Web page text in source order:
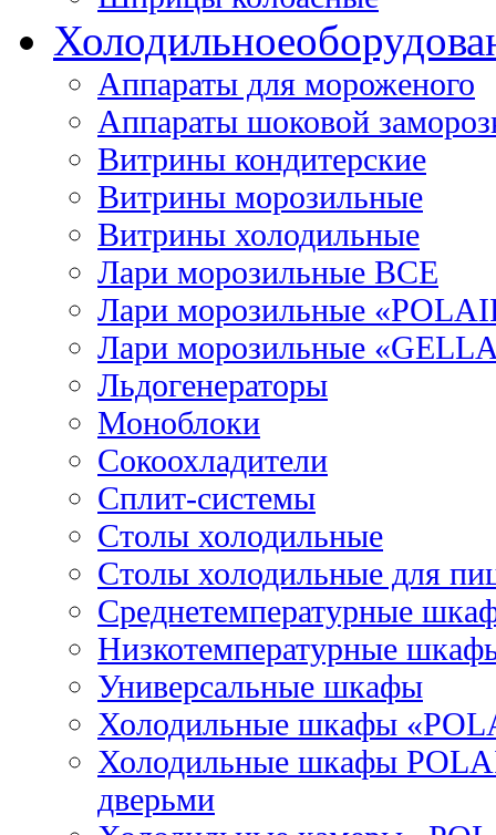
Холодильное
Аппараты для мороженого
Аппараты шоковой
Витрины кондитерские
Витрины морозильные
Витрины холодильные
Лари морозильные ВСЕ
Лари морозильные
Лари морозильные
Льдогенераторы
Моноблоки
Сокоохладители
Сплит-системы
Столы холодильные
Столы холодильные для
Среднетемпературные
Низкотемпературные
Универсальные шкафы
Холодильные шкафы
Холодильные шкафы
дверьми